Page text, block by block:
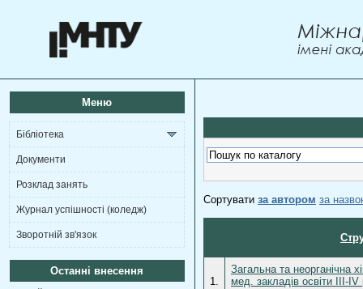
Меню
Бібліотека
Документи
Розклад занять
Журнал успішності (коледж)
Зворотній зв'язок
Останні внесення
Сортувати за автором за
1.
Загальна та неорганічна
мед. закладів освіти III-